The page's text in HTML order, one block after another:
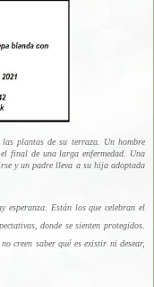
plantas de su terraza. Un hombre
final de una larga enfermedad. Una
y un padre lleva a su hija adoptada
esperanza. Están los que celebran el
donde se sienten protegidos.
creen saber qué es existir ni desear,